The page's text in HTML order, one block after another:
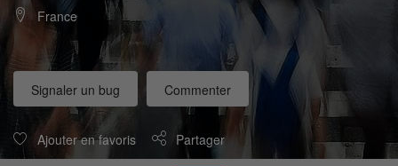
France
Signaler un bug Commenter
Ajouter en favoris Partager